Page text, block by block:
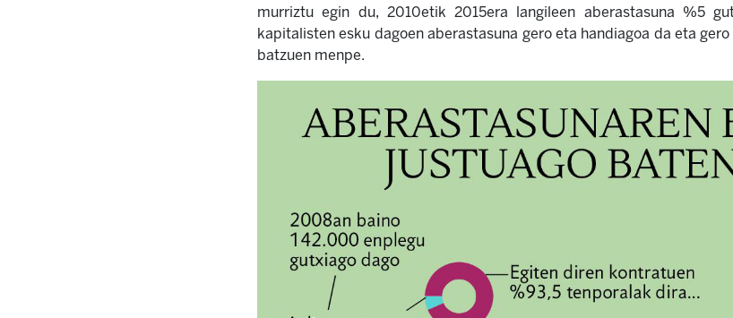
murriztu egin du, 2010etik 2015era langileen aberastasuna %5
kapitalisten esku dagoen aberastasuna gero eta handiagoa da eta
batzuen menpe.